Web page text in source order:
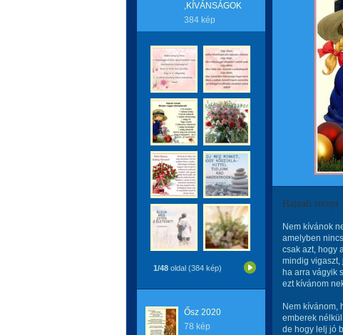
,KÍVÁNSÁGOK
384 kép
1/48 oldal (384 kép)
Ősz 2020
78 kép
Hajnali recept
Nem kívánok
amelyben
csak azt, hogy
mindig vigaszt,
ha arra vágyik
ezt kívánom
Nem kívánom,
emberek
de hogy lelj jó